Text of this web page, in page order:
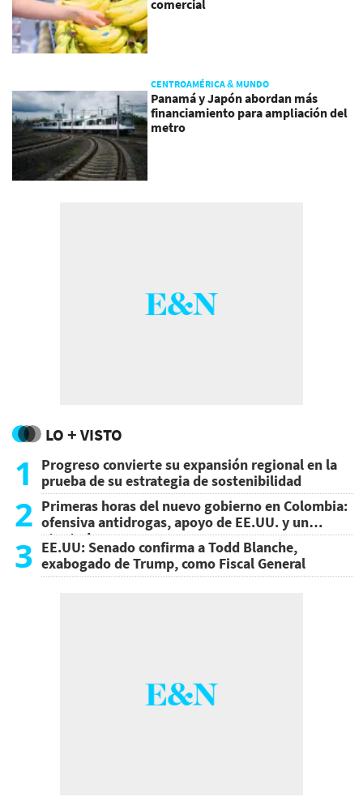
comercial
CENTROAMÉRICA & MUNDO
Panamá y Japón abordan más
financiamiento para ampliación del
metro
LO + VISTO
1
Progreso convierte su expansión regional en la
prueba de su estrategia de sostenibilidad
2 Primeras horas del nuevo gobierno en Colombia:
ofensiva antidrogas, apoyo de EE.UU. y un
atentado
3 EE.UU: Senado confirma a Todd Blanche,
exabogado de Trump, como Fiscal General